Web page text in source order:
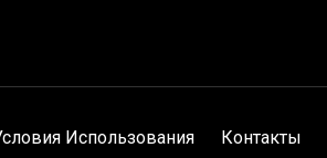
Использования Контакты